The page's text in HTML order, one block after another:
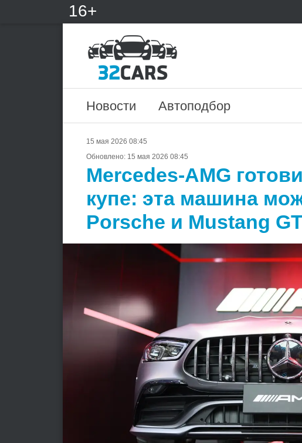
16+
Новости Автоподбор
15 мая 2026 08:45
Обновлено: 15 мая 2026 08:45
Mercedes-AMG
купе: эта машина
Porsche и Mustang